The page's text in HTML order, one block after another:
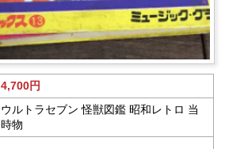
4,700円
ウルトラセブン 怪獣図鑑 昭和レトロ 当
時物